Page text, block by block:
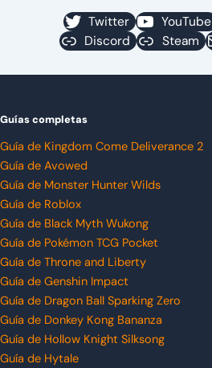
Twitter YouTube
Discord
Steam
Guías completas
Guía de Kingdom Come Deliverance 2
Guía de Avowed
Guía de Monster Hunter Wilds
Guía de Roblox
Guía de Black Myth Wukong
Guía de Pokémon TCG Pocket
Guía de Throne and Liberty
Guía de Genshin Impact
Guía de Dragon Ball Sparking Zero
Guía de Donkey Kong Bananza
Guía de Hollow Knight Silksong
Guía de Hytale